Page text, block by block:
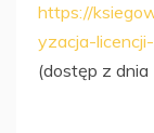
https://
yzacja-
(dostęp z